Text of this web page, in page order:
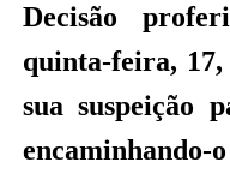
Decisão
quinta-feira,
sua suspeição
encaminhando-